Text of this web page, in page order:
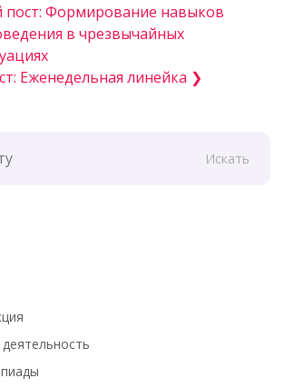
Формирование навыков
в чрезвычайных
Еженедельная линейка ❯
Искать